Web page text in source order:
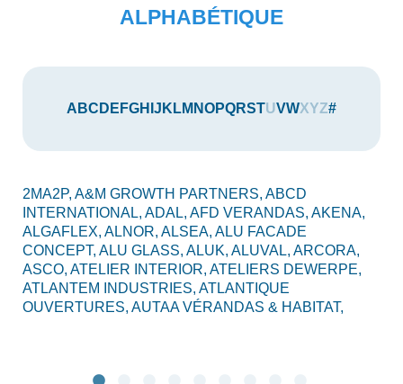
ALPHABÉTIQUE
A BC D E FGH J K LM NOPQRSTUVWXYZ#
2MA2P, A&M GROWTH PARTNERS, ABCD
INTERNATIONAL, ADAL, AFD VERANDAS, AKENA,
ALGAFLEX, ALNOR, ALSEA, ALU FACADE
CONCEPT, ALU GLASS, ALUK, ALUVAL, ARCORA,
ASCO, ATELIER INTERIOR, ATELIERS DEWERPE,
ATLANTEM INDUSTRIES, ATLANTIQUE
OUVERTURES, AUTAA VÉRANDAS & HABITAT,